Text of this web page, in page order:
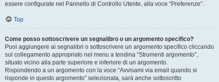
essere configurate nel Pannello di Controllo Utente, alla voce “Preferenze”.
Top
Come posso sottoscrivere un segnalibro o un argomento specifico?
Puoi aggiungere ai segnalibri o sottoscrivere un argomento specifico cliccando
sul collegamento appropriato nel menu a tendina “Strumenti argomento”,
situato vicino alla parte superiore e inferiore di un argomento.
Rispondendo a un argomento con la voce “Avvisami via email quando si
risponde in questo argomento” selezionata, sarà anche sottoscritto